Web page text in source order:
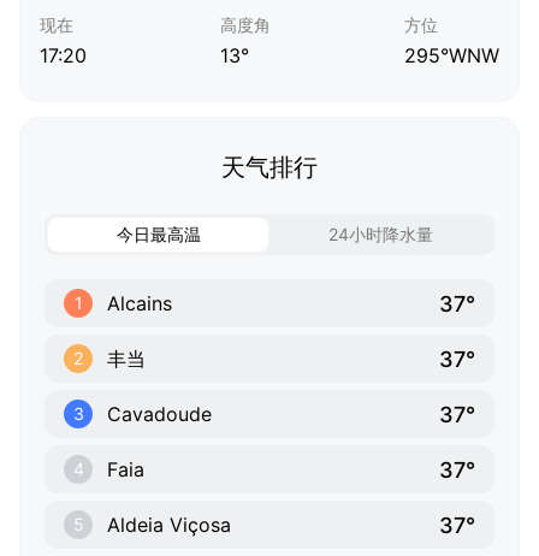
现在
17:20
高度角
13°
方位
295°WNW
天气排行
今日最高温 24小时降水量
1 Alcains 37°
2 丰当 37°
3 Cavadoude 37°
4 Faia 37°
5 Aldeia Viçosa 37°